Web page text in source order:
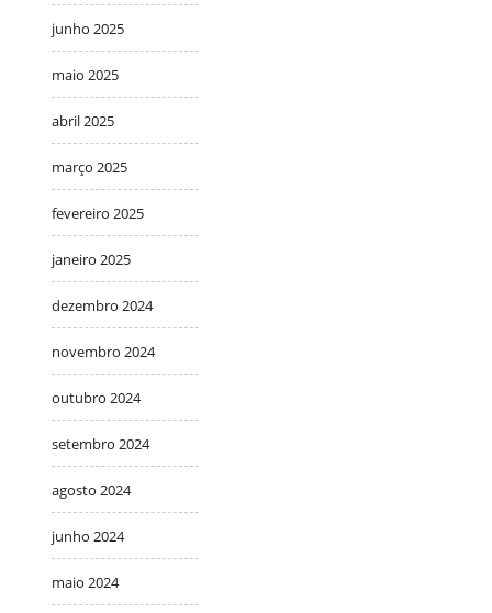
junho 2025
maio 2025
abril 2025
março 2025
fevereiro 2025
janeiro 2025
dezembro 2024
novembro 2024
outubro 2024
setembro 2024
agosto 2024
junho 2024
maio 2024